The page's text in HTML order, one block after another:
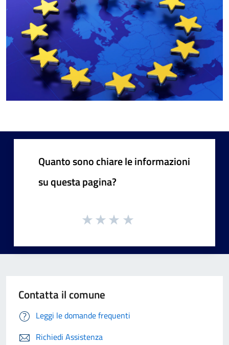
Quanto sono chiare le informazioni
su questa pagina?
Contatta il comune
Leggi le domande frequenti
Richiedi Assistenza